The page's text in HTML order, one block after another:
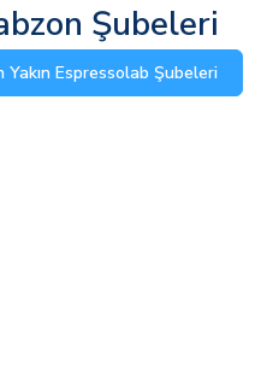
Şubeleri
Yakın Espressolab Şubeleri